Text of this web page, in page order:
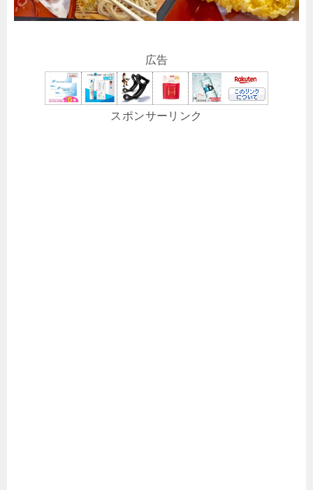
広告
スポンサーリンク